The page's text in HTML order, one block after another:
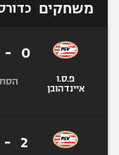
משחקים
פ.ס.ו
איינדהובן
0
-
2
-